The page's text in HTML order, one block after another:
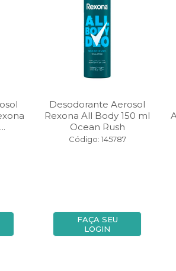
Desodorante Aerosol
Rexona All Body 150 ml
Ocean Rush
Código: 145787
FAÇA SEU
LOGIN